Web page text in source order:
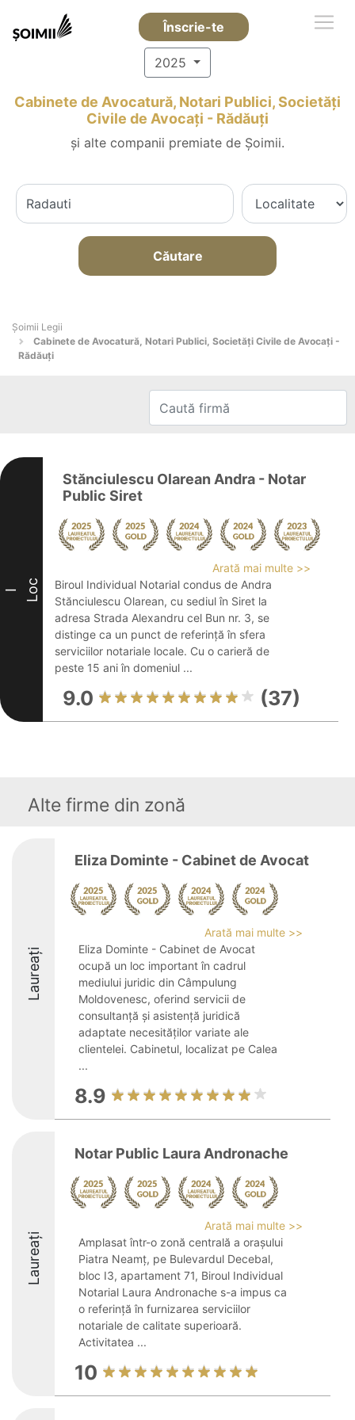
Înscrie-te
2025
Cabinete de Avocatură, Notari Publici, Societăți
Civile de Avocați - Rădăuţi
și alte companii premiate de Șoimii.
Căutare
Șoimii Legii
Cabinete de Avocatură, Notari Publici, Societăți Civile de Avocați -
Rădăuţi
I Loc
Stănciulescu Olarean Andra - Notar
Public Siret
Arată mai multe >>
Biroul Individual Notarial condus de Andra
Stănciulescu Olarean, cu sediul în Siret la
adresa Strada Alexandru cel Bun nr. 3, se
distinge ca un punct de referință în sfera
serviciilor notariale locale. Cu o carieră de
peste 15 ani în domeniul ...
9.0 (37)
Alte firme din zonă
Laureați
Eliza Dominte - Cabinet de Avocat
Arată mai multe >>
Eliza Dominte - Cabinet de Avocat
ocupă un loc important în cadrul
mediului juridic din Câmpulung
Moldovenesc, oferind servicii de
consultanță și asistență juridică
adaptate necesităților variate ale
clientelei. Cabinetul, localizat pe Calea
...
8.9
Laureați
Notar Public Laura Andronache
Arată mai multe >>
Amplasat într-o zonă centrală a orașului
Piatra Neamț, pe Bulevardul Decebal,
bloc I3, apartament 71, Biroul Individual
Notarial Laura Andronache s-a impus ca
o referință în furnizarea serviciilor
notariale de calitate superioară.
Activitatea ...
10